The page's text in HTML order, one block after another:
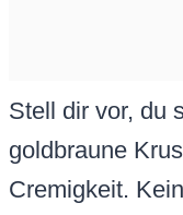
Stell dir vor, du
goldbraune
Cremigkeit.